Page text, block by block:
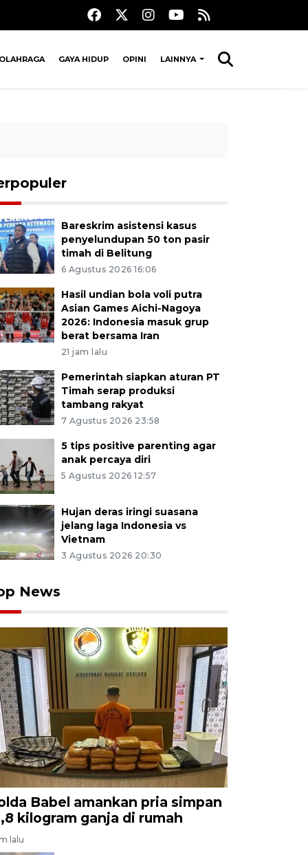
OLAHRAGA GAYA HIDUP OPINI LAINNYA
Bareskrim asistensi kasus
penyelundupan 50 ton pasir
timah di Belitung
6 Agustus 2026 16:06
Hasil undian bola voli putra
Asian Games Aichi-Nagoya
2026: Indonesia masuk grup
berat bersama Iran
21 jam lalu
Pemerintah siapkan aturan PT
Timah serap produksi
tambang rakyat
7 Agustus 2026 23:58
5 tips positive parenting agar
anak percaya diri
5 Agustus 2026 12:57
Hujan deras iringi suasana
jelang laga Indonesia vs
Vietnam
3 Agustus 2026 20:30
News
Babel amankan pria simpan
kilogram ganja di rumah
lalu